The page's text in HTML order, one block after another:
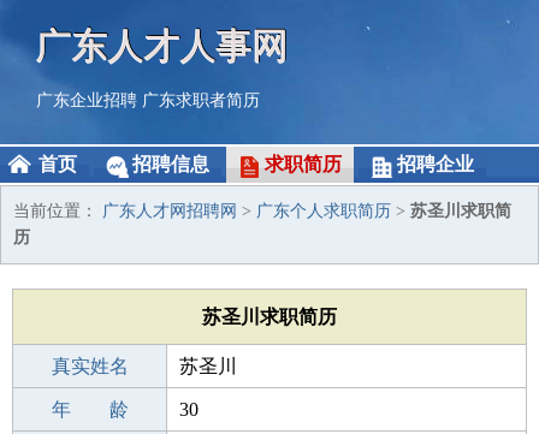
广东人才人事网
广东企业招聘 广东求职者简历
首页 招聘信息 求职简历 招聘企业
当前位置： 广东人才网招聘网 > 广东个人求职简历 > 苏圣川求职简
历
苏圣川求职简历
真实姓名 苏圣川
性 别 男
年 龄 30